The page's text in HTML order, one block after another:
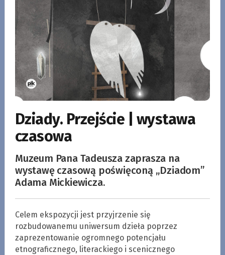
Dziady. Przejście | wystawa
czasowa
Muzeum Pana Tadeusza zaprasza na
wystawę czasową poświęconą „Dziadom”
Adama Mickiewicza.
Celem ekspozycji jest przyjrzenie się
rozbudowanemu uniwersum dzieła poprzez
zaprezentowanie ogromnego potencjału
etnograficznego, literackiego i scenicznego